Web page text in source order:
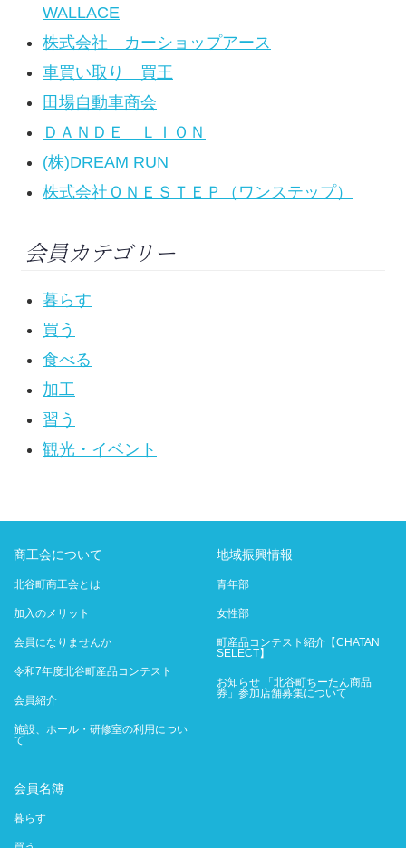
WALLACE
株式会社 カーショップアース
車買い取り 買王
田場自動車商会
ＤＡＮＤＥ ＬＩＯＮ
(株)DREAM RUN
株式会社ＯＮＥＳＴＥＰ（ワンステップ）
会員カテゴリー
暮らす
買う
食べる
加工
習う
観光・イベント
商工会について
北谷町商工会とは
加入のメリット
会員になりませんか
令和7年度北谷町産品コンテスト
会員紹介
施設、ホール・研修室の利用につい
て
地域振興情報
青年部
女性部
町産品コンテスト紹介【CHATAN
SELECT】
お知らせ 「北谷町ちーたん商品
券」参加店舗募集について
会員名簿
暮らす